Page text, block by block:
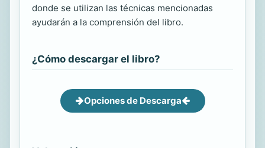
donde se utilizan las técnicas mencionadas
ayudarán a la comprensión del libro.
¿Cómo descargar el libro?
Opciones de Descarga